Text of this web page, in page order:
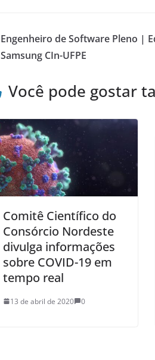
Engenheiro de Software Pleno |
Samsung CIn-UFPE
Você pode gostar
Comitê Científico do
Consórcio Nordeste
divulga informações
sobre COVID-19 em
tempo real
13 de abril de 2020 0